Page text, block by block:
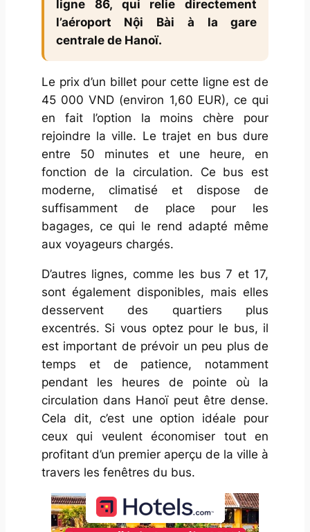
ligne 86, qui relie directement
l’aéroport Nội Bài à la gare
centrale de Hanoï.
Le prix d’un billet pour cette ligne est de
45 000 VND (environ 1,60 EUR), ce qui
en fait l’option la moins chère pour
rejoindre la ville. Le trajet en bus dure
entre 50 minutes et une heure, en
fonction de la circulation. Ce bus est
moderne, climatisé et dispose de
suffisamment de place pour les
bagages, ce qui le rend adapté même
aux voyageurs chargés.
D’autres lignes, comme les bus 7 et 17,
sont également disponibles, mais elles
desservent des quartiers plus
excentrés. Si vous optez pour le bus, il
est important de prévoir un peu plus de
temps et de patience, notamment
pendant les heures de pointe où la
circulation dans Hanoï peut être dense.
Cela dit, c’est une option idéale pour
ceux qui veulent économiser tout en
profitant d’un premier aperçu de la ville à
travers les fenêtres du bus.